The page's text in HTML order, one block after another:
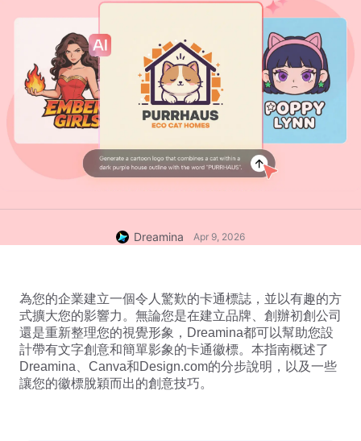
Dreamina Apr 9, 2026
為您的企業建立一個令人驚歎的卡通標誌，並以有趣的方
式擴大您的影響力。無論您是在建立品牌、創辦初創公司
還是重新整理您的視覺形象，Dreamina都可以幫助您設
計帶有文字創意和簡單影象的卡通徽標。本指南概述了
Dreamina、Canva和Design.com的分步說明，以及一些
讓您的徽標脫穎而出的創意技巧。